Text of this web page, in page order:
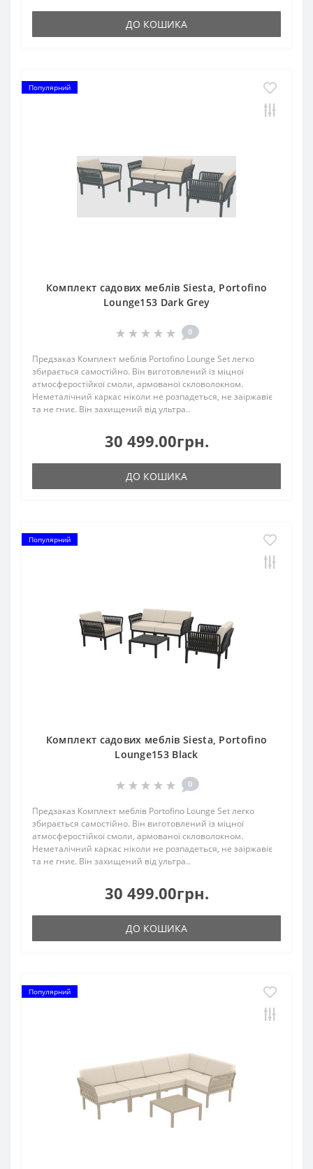
ДО КОШИКА
Популярний
Комплект садових меблів Siesta, Portofino
Lounge153 Dark Grey
0
Предзаказ Комплект меблів Portofino Lounge Set легко
збирається самостійно. Він виготовлений із міцної
атмосферостійкої смоли, армованої скловолокном.
Неметалічний каркас ніколи не розпадеться, не заіржавіє
та не гниє. Він захищений від ультра..
30 499.00грн.
ДО КОШИКА
Популярний
Комплект садових меблів Siesta, Portofino
Lounge153 Black
0
Предзаказ Комплект меблів Portofino Lounge Set легко
збирається самостійно. Він виготовлений із міцної
атмосферостійкої смоли, армованої скловолокном.
Неметалічний каркас ніколи не розпадеться, не заіржавіє
та не гниє. Він захищений від ультра..
30 499.00грн.
ДО КОШИКА
Популярний